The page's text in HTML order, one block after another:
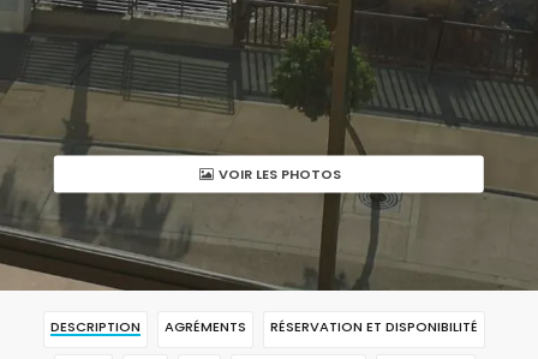
VOIR LES PHOTOS
DESCRIPTION AGRÉMENTS RÉSERVATION ET DISPONIBILITÉ